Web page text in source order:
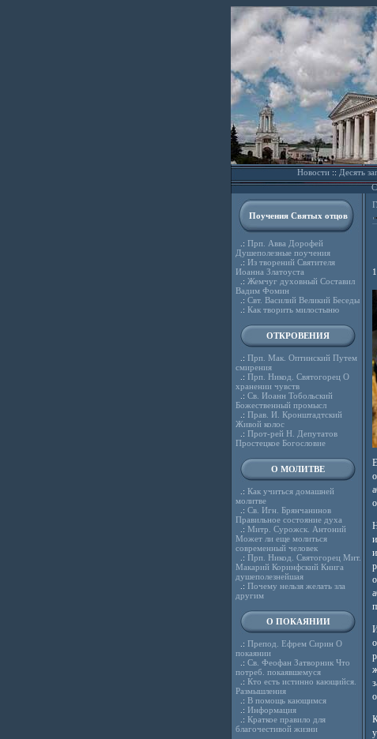
Новости::Десять
Поучения Святых отцов
.: Прп. Авва Дорофей
Душеполезные поучения
.: Из творений Святителя
Иоанна Златоуста
.: Жемчуг духовный Составил
Вадим Фомин
.: Свт. Василий Великий Беседы
.: Как творить милостыню
ОТКРОВЕНИЯ
.: Прп. Мак. Оптинский Путем
смирения
.: Прп. Никод. Святогорец О
хранении чувств
.: Св. Иоанн Тобольский
Божественный промысл
.: Прав. И. Кронштадтский
Живой колос
.: Прот-рей Н. Депутатов
Простецкое Богословие
О МОЛИТВЕ
.: Как учиться домашней
молитве
.: Св. Игн. Брянчанинов
Правильное состояние духа
.: Митр. Сурожск. Антоний
Может ли еще молиться
современный человек
.: Прп. Никод. Святогорец Мит.
Макарий Коринфский Книга
душеполезнейшая
.: Почему нельзя желать зла
другим
О ПОКАЯНИИ
.: Препод. Ефрем Сирин О
покаянии
.: Св. Феофан Затворник Что
потреб. покаявшемуся
.: Кто есть истинно кающийся.
Размышления
.: В помощь кающимся
.: Информация
.: Краткое правило для
благочестивой жизни